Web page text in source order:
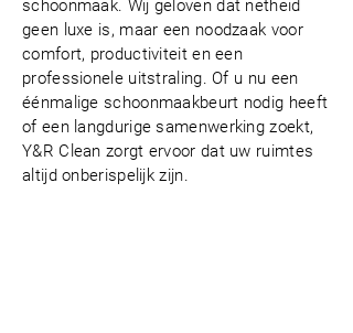
schoonmaak. Wij geloven dat netheid
geen luxe is, maar een noodzaak voor
comfort, productiviteit en een
professionele uitstraling. Of u nu een
éénmalige schoonmaakbeurt nodig heeft
of een langdurige samenwerking zoekt,
Y&R Clean zorgt ervoor dat uw ruimtes
altijd onberispelijk zijn.